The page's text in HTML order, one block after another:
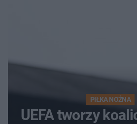
PIŁKA NOŻNA
UEFA tworzy